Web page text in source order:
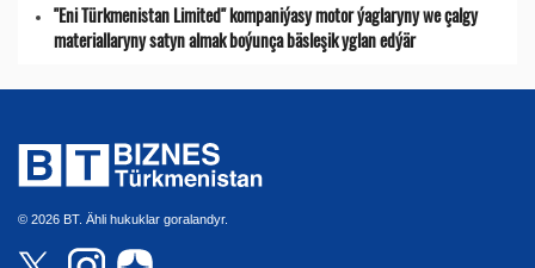
"Eni Türkmenistan Limited" kompaniýasy motor ýaglaryny we çalgy
materiallaryny satyn almak boýunça bäsleşik yglan edýär
© 2026 BT. Ähli hukuklar goralandyr.